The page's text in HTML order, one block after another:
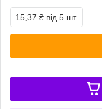
15,37 ₴ від 5 шт.